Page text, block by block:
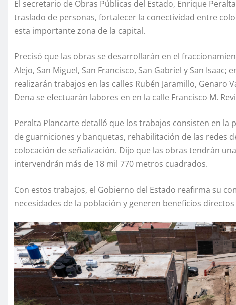
El secretario de Obras Públicas del Estado, Enrique
traslado de personas, fortalecer la conectividad entre
esta importante zona de la capital.
Precisó que las obras se desarrollarán en el
Alejo, San Miguel, San Francisco, San Gabriel y San
realizarán trabajos en las calles Rubén Jaramillo, Genaro
Dena se efectuarán labores en en la calle Francisco M.
Peralta Plancarte detalló que los trabajos consisten en
de guarniciones y banquetas, rehabilitación de las redes
colocación de señalización. Dijo que las obras tendrán
intervendrán más de 18 mil 770 metros cuadrados.
Con estos trabajos, el Gobierno del Estado reafirma su
necesidades de la población y generen beneficios